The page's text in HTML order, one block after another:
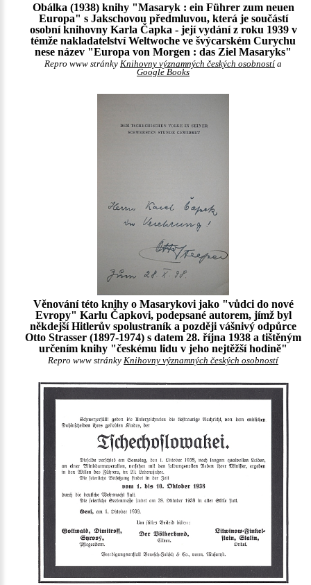
Obálka (1938) knihy "Masaryk : ein Führer zum neuen
Europa" s Jakschovou předmluvou, která je součástí
osobní knihovny Karla Čapka - její vydání z roku 1939 v
témže nakladatelství Weltwoche ve švýcarském Curychu
nese název "Europa von Morgen : das Ziel Masaryks"
Repro www stránky Knihovny významných českých osobnostía
Google Books
Věnování této knihy o Masarykovi jako "vůdci do nové
Evropy" Karlu Čapkovi, podepsané autorem, jímž byl
někdejší Hitlerův spolustraník a později vášnivý odpůrce
Otto Strasser (1897-1974) s datem 28. října 1938 a tištěným
určením knihy "českému lidu v jeho nejtěžší hodině"
Repro www stránky Knihovny významných českých osobností